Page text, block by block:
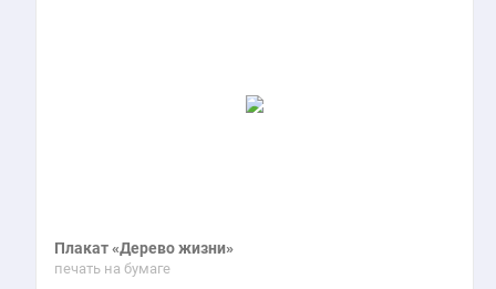
Плакат «Дерево жизни»
печать на бумаге